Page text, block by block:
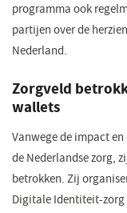
programma ook
partijen over de
Nederland.
Zorgveld
wallets
Vanwege de impact
de Nederlandse zorg,
betrokken. Zij
Digitale Identiteit-zorg